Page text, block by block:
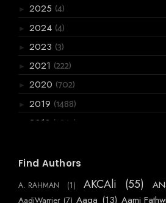
► 2025 (4)
► 2024 (4)
► 2023 (3)
► 2021 (222)
► 2020 (702)
► 2019 (1488)
2018 (3867)
► November
(199)
► September(361)
Find Authors
A. RAHMAN (1) AKCAli (55)
AadiWarrier (7) Aaga (13) Aami